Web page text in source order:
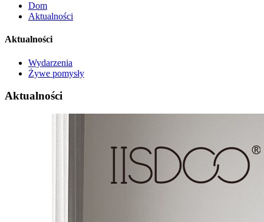
Dom
Aktualności
Aktualności
Wydarzenia
Żywe pomysły
Aktualności